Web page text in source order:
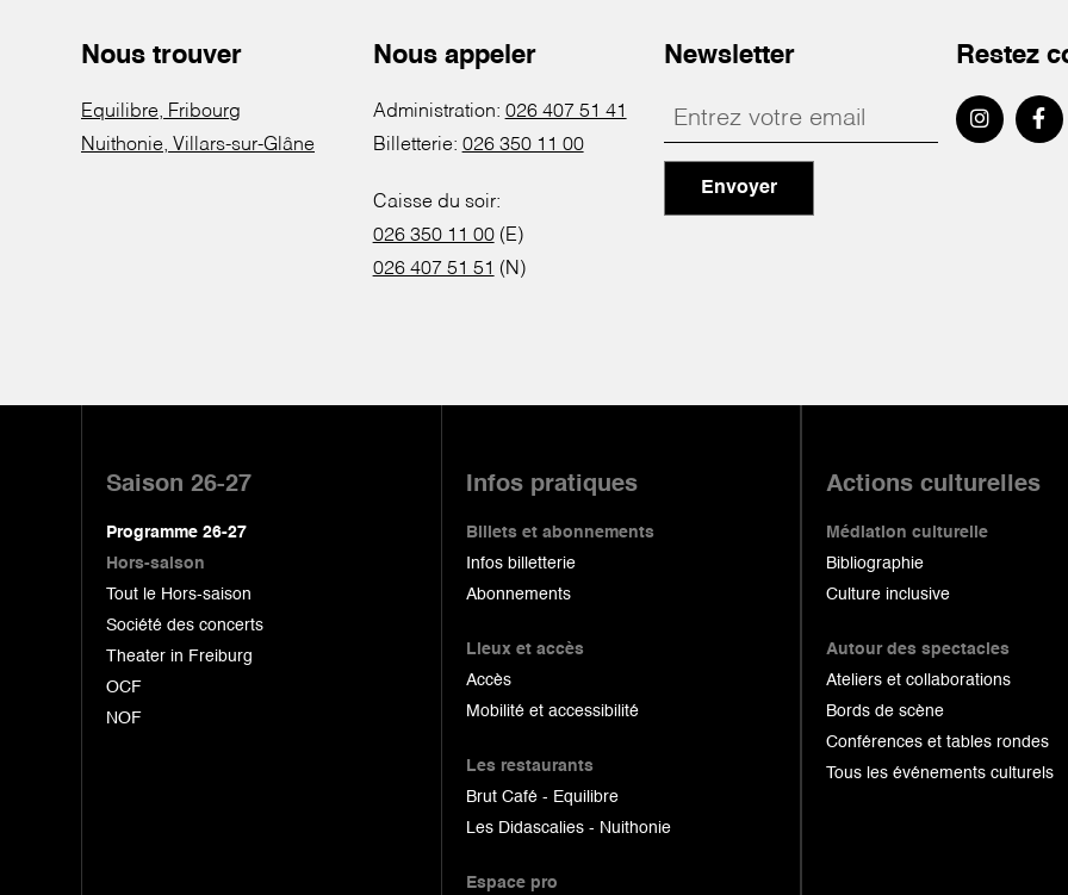
Nous trouver
Equilibre, Fribourg
Nuithonie, Villars-sur-Glâne
Nous appeler
Administration: 026 407 51 41
Billetterie: 026 350 11 00
Caisse du soir:
026 350 11 00(E)
026 407 51 51 (N)
Newsletter
Envoyer
Restez
Saison 26-27
Programme 26-27
Hors-saison
Tout le Hors-saison
Société des concerts
Theater in Freiburg
OCF
NOF
Infos pratiques
Billets et abonnements
Infos billetterie
Abonnements
Lieux et accès
Accès
Mobilité et accessibilité
Les restaurants
Brut Café - Equilibre
Les Didascalies - Nuithonie
Espace pro
Actions culturelles
Médiation culturelle
Bibliographie
Culture inclusive
Autour des spectacles
Ateliers et collaborations
Bords de scène
Conférences et tables rondes
Tous les événements culturels